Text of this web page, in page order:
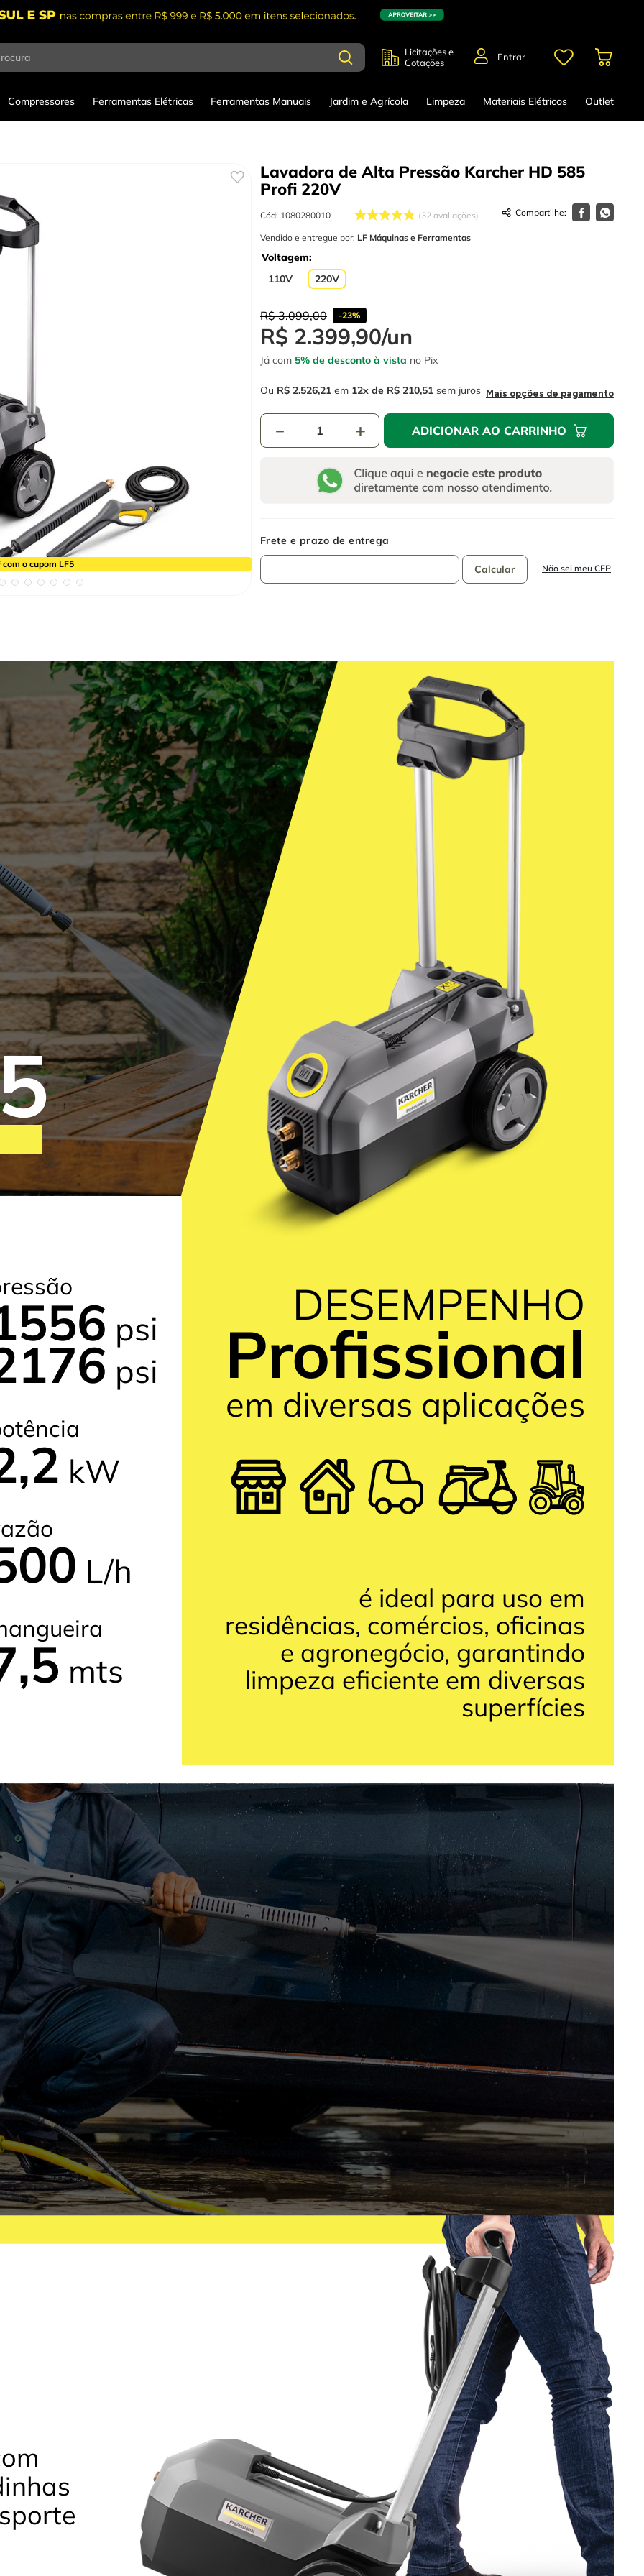
Licitações e
Cotações
Entrar
Compressores Ferramentas Elétricas Ferramentas Manuais Jardim e Agrícola Limpeza Materiais Elétricos Outlet
com o cupom LF5
Lavadora de Alta Pressão Karcher HD 585
Profi 220V
Cód: 1080280010 32 avaliações
Vendido e entregue por: LF Máquinas e Ferramentas
Voltagem
110V
220V
R$ 3.099,00 -23%
R$ 2.399,90/un
Já com 5% de desconto à vista no Pix
Ou R$ 2.526,21 em 12 R$ 210,51 sem juros Mais opções de pagamento
＋
－ ADICIONAR AO CARRINHO
Não sei meu CEP
psi
psi
kW
L/h
mts
DESEMPENHO
Profissional
em diversas aplicações
é ideal para uso em
residências, comércios, oficinas
e agronegócio, garantindo
limpeza eficiente em diversas
superfícies